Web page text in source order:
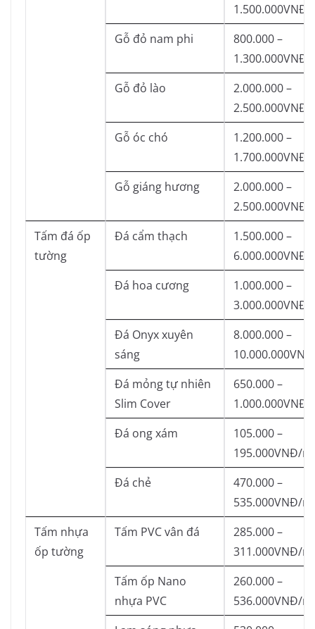
1.500.000VNĐ/
Gỗ đỏ nam phi
800.000 –
1.300.000VNĐ/
Gỗ đỏ lào
2.000.000 –
2.500.000VNĐ/
Gỗ óc chó
1.200.000 –
1.700.000VNĐ/
Gỗ giáng hương
2.000.000 –
2.500.000VNĐ/
Tấm đá ốp
tường
Đá cẩm thạch
1.500.000 –
6.000.000VNĐ/
Đá hoa cương
1.000.000 –
3.000.000VNĐ/
Đá Onyx xuyên
sáng
8.000.000 –
Đá mỏng tự nhiên
Slim Cover
650.000 –
1.000.000VNĐ/
Đá ong xám
105.000 –
195.000VNĐ/
Đá chẻ
470.000 –
535.000VNĐ/
Tấm nhựa
ốp tường
Tấm PVC vân đá
285.000 –
311.000VNĐ/
Tấm ốp Nano
nhựa PVC
260.000 –
536.000VNĐ/